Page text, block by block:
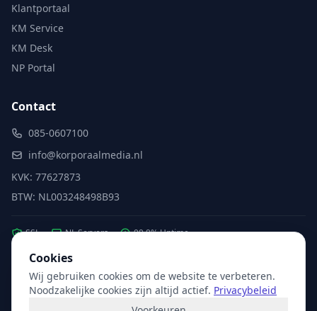
Klantportaal
KM Service
KM Desk
NP Portal
Contact
085-0607100
info@korporaalmedia.nl
KVK: 77627873
BTW: NL003248498B93
SSL NL Servers 99.9% Uptime
Partner van: Microsoft·X2com Hikvision
Cookies
Wij gebruiken cookies om de website te verbeteren.
Noodzakelijke cookies zijn altijd actief. Privacybeleid